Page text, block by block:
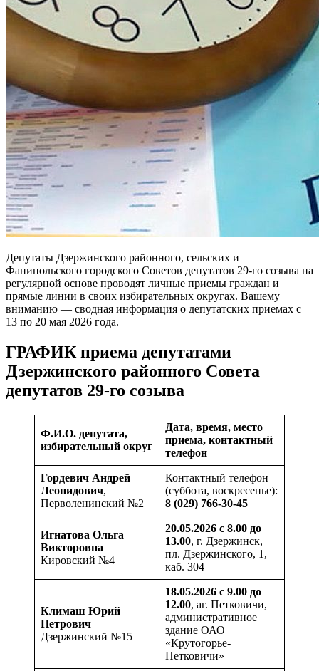
Депутаты Дзержинского районного, сельских и
Фанипольского городского Советов депутатов 29-го созыва на
регулярной основе проводят личные приемы граждан и
прямые линии в своих избирательных округах. Вашему
вниманию — сводная информация о депутатских приемах с
13 по 20 мая 2026 года.
ГРАФИК приема депутатами
Дзержинского районного Совета
депутатов 29-го созыва
Ф.И.О. депутата,
избирательный округ
Дата, время, место
приема, контактный
телефон
Гордевич Андрей
Леонидович,
Перволенинский №2
Контактный телефон
(суббота, воскресенье):
8 (029) 766-30-45
Игнатова Ольга
Викторовна
Кировский №4
20.05.2026 с 8.00 до
13.00, г. Дзержинск,
пл. Дзержинского, 1,
каб. 304
Климаш Юрий
Петрович
Дзержинский №15
18.05.2026 с 9.00 до
12.00, аг. Петковичи,
административное
здание ОАО
«Крутогорье-
Петковичи»